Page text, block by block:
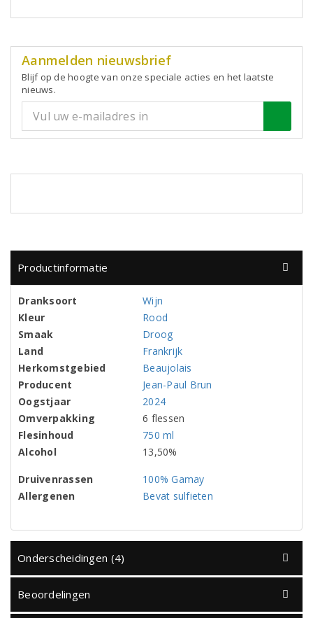
Aanmelden nieuwsbrief
Blijf op de hoogte van onze speciale acties en het laatste
nieuws.
Productinformatie
Dranksoort
Wijn
Kleur
Rood
Smaak
Droog
Land
Frankrijk
Herkomstgebied
Beaujolais
Producent
Jean-Paul Brun
Oogstjaar
2024
Omverpakking
6 flessen
Flesinhoud
750 ml
Alcohol
13,50%
Druivenrassen
100% Gamay
Allergenen
Bevat sulfieten
Onderscheidingen (4)
Beoordelingen